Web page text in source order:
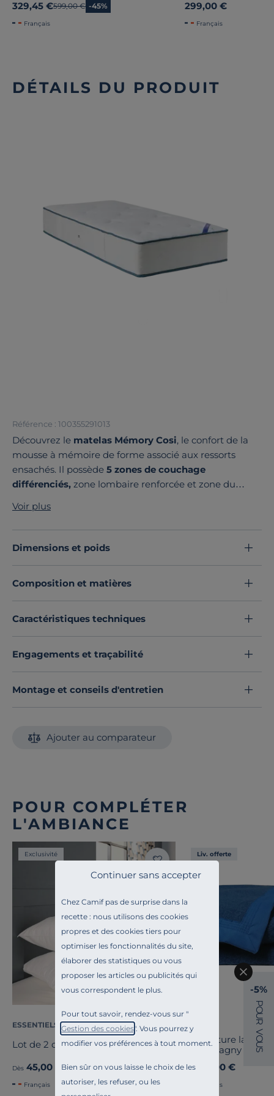
Chez Camif pas de surprise dans la
recette : nous utilisons des cookies
propres et des cookies tiers pour
optimiser les fonctionnalités du site,
élaborer des statistiques ou vous
proposer les articles ou publicités qui
vous correspondent le plus.
Pour tout savoir, rendez-vous sur "
Gestion des cookies". Vous pourrez y
modifier vos préférences à tout moment.
Bien sûr on vous laisse le choix de les
autoriser, les refuser, ou les
Continuer sans accepter
329,45 €Ancien prix
599,00 € -45%
Français
299,00 €
Français
DÉTAILS DU PRODUIT
Référence : 100355291013
Découvrez le matelas Mémory Cosi, le confort de la
mousse à mémoire de forme associé aux ressorts
ensachés. Il possède 5 zones de couchage
différenciés, zone lombaire renforcée et zone du
soutien ferme et à l'accueil moelleux
est composé de mousse, de ouate avec un
supplément de mousse à mémoire de forme et de la
ne contient aucune substances actives.
Découvrez toute notre sélection :
Matelas toutes dimensions
Voir plus
Dimensions et poids
Composition et matières
Caractéristiques techniques
Engagements et traçabilité
Montage et conseils d'entretien
Ajouter au comparateur
POUR COMPLÉTER
L'AMBIANCE
Exclusivité
ESSENTIELS PAR CAMIF
Lot de 2 oreillers Pacôme
Dès 45,00 €
Français
Liv. offerte
Couverture laine
Champagny
Dès 89,00 €
Français
-5%
P
O
U
R
V
O
U
S